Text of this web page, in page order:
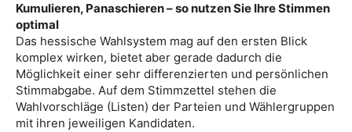
Kumulieren, Panaschieren – so nutzen Sie Ihre Stimmen
optimal
Das hessische Wahlsystem mag auf den ersten Blick
komplex wirken, bietet aber gerade dadurch die
Möglichkeit einer sehr differenzierten und persönlichen
Stimmabgabe. Auf dem Stimmzettel stehen die
Wahlvorschläge (Listen) der Parteien und Wählergruppen
mit ihren jeweiligen Kandidaten.